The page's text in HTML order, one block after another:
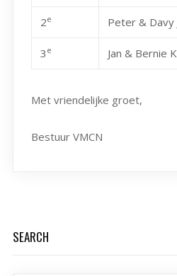
2e Peter & Davy
3 e Jan & Bernie
Met vriendelijke groet,
Bestuur VMCN
SEARCH